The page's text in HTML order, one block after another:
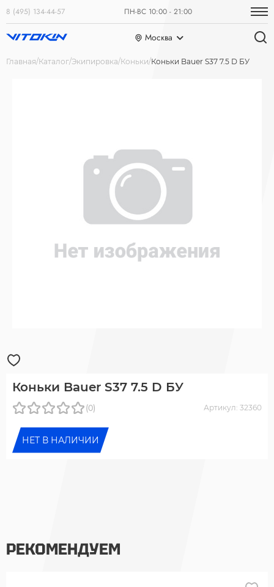
8 (495) 134-44-57 ПН-ВС 10:00 - 21:00
Москва
Главная Каталог Экипировка Коньки Коньки Bauer S37 7.5 D БУ
Коньки Bauer S37 7.5 D БУ
(0) Артикул: 32360
НЕТ В НАЛИЧИИ
РЕКОМЕНДУЕМ